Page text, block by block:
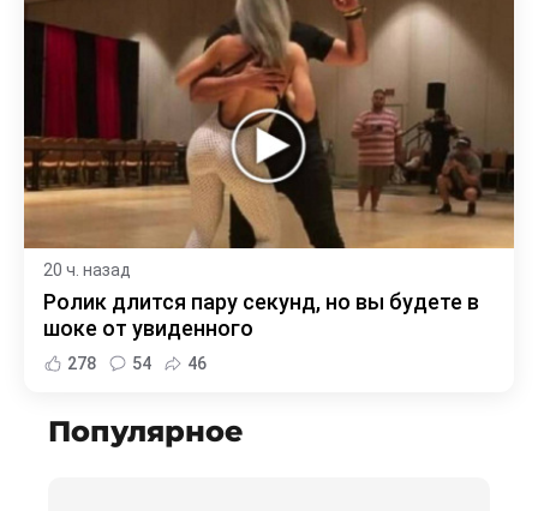
20 ч. назад
Ролик длится пару секунд, но вы будете в
шоке от увиденного
278 54 46
Популярное